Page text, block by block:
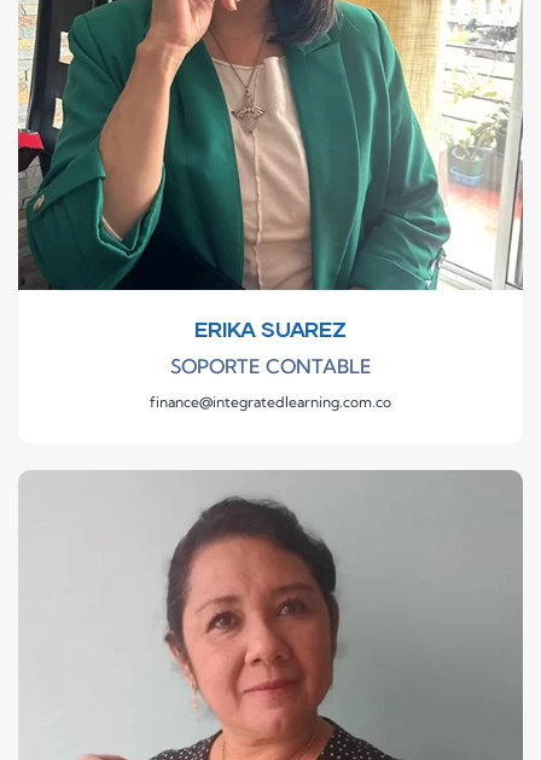
ERIKA SUAREZ
SOPORTE CONTABLE
finance@integratedlearning.com.co